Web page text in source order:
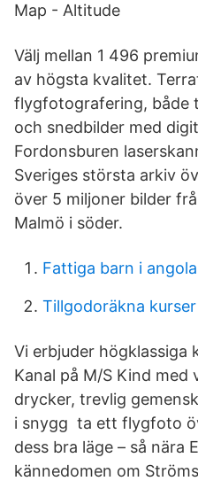
Map - Altitude
Välj mellan 1 496
av högsta kvalitet.
flygfotografering, både
och snedbilder med
Fordonsburen
Sveriges största arkiv
över 5 miljoner bilder
Malmö i söder.
Fattiga barn i angola
Tillgodoräkna
Vi erbjuder högklassiga
Kanal på M/S Kind med
drycker, trevlig
i snygg ta ett flygfoto
dess bra läge – så nära
kännedomen om